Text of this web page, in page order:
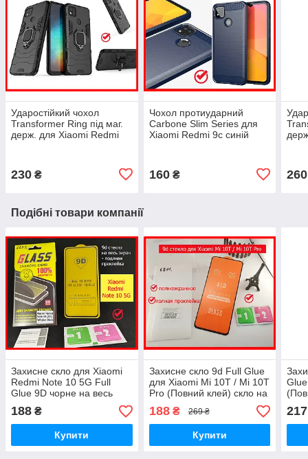
Ударостійкий чохол
Transformer Ring під маг.
держ. для Xiaomi Redmi
230 ₴
Чохол протиударний
Carbone Slim Series для
Xiaomi Redmi 9c синій
160₴ 260
Подібні товари компанії
Захисне скло для Xiaomi
Redmi Note 10 5G Full
Glue 9D чорне на весь
екран телефона повний
клей
188 ₴
Купити
Захисне скло 9d Full Glue
для Xiaomi Mi 10T / Mi 10T
Pro (Повний клей) скло на
188₴ 269 ₴
Купити
217